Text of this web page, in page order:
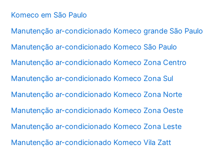
e
b
o
o
k
er s
A
p
p
Komeco em São Paulo
Manutenção ar-condicionado Komeco grande São Paulo
Manutenção ar-condicionado Komeco São Paulo
Manutenção ar-condicionado Komeco Zona Centro
Manutenção ar-condicionado Komeco Zona Sul
Manutenção ar-condicionado Komeco Zona Norte
Manutenção ar-condicionado Komeco Zona Oeste
Manutenção ar-condicionado Komeco Zona Leste
Manutenção ar-condicionado Komeco Vila Zatt